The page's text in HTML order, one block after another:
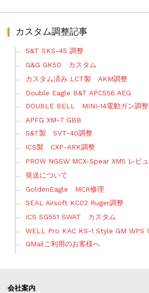
カスタム調整記事
S&T SKS-45 調整
G&G GK5D カスタム
カスタム済み LCT製 AKM調整
Double Eagle B&T APC556 AEG
DOUBLE BELL MINI-14電動ガン調整
APFG XM-7 GBB
S&T製 SVT-40調整
ICS製 CXP-ARK調整
PROW NGSW MCX-Spear XM5 レビ
発送について
GoldenEagle MCR修理
SEAL Airsoft KC02 Ruger調整
ICS SG551 SWAT カスタム
WELL Pro KAC KS-1 Style GM WPS
GMailご利用のお客様へ
会社案内